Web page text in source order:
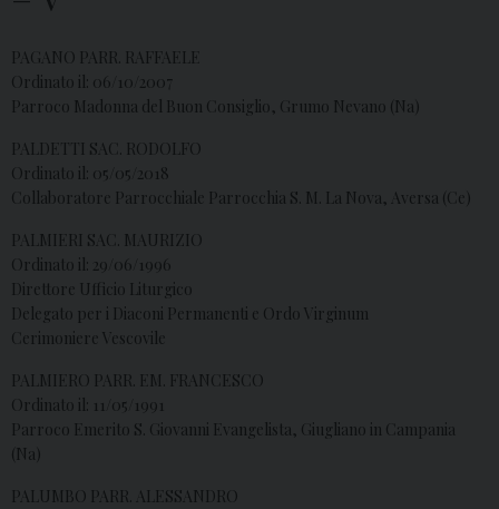
PAGANO PARR. RAFFAELE
Ordinato il: 06/10/2007
Parroco Madonna del Buon Consiglio, Grumo Nevano (Na)
PALDETTI SAC. RODOLFO
Ordinato il: 05/05/2018
Collaboratore Parrocchiale Parrocchia S. M. La Nova, Aversa (Ce)
PALMIERI SAC. MAURIZIO
Ordinato il: 29/06/1996
Direttore Ufficio Liturgico
Delegato per i Diaconi Permanenti e Ordo Virginum
Cerimoniere Vescovile
PALMIERO PARR. EM. FRANCESCO
Ordinato il: 11/05/1991
Parroco Emerito S. Giovanni Evangelista, Giugliano in Campania
(Na)
PALUMBO PARR. ALESSANDRO